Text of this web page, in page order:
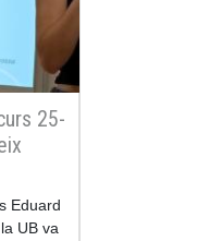
25-
Eduard
UB va